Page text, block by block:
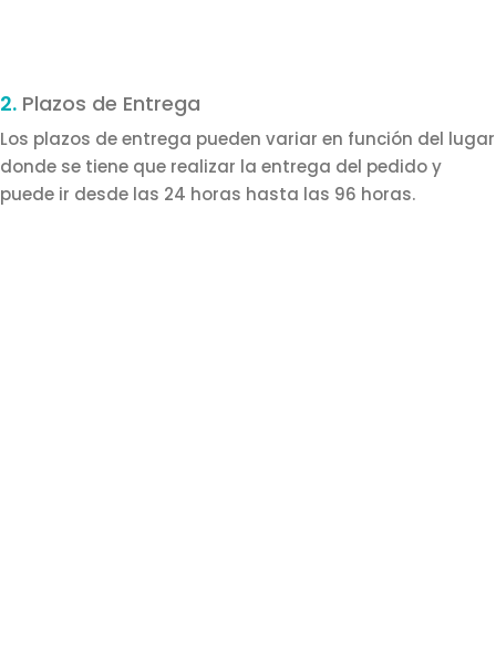
2. Plazos de Entrega
Los plazos de entrega pueden variar en función del lugar
donde se tiene que realizar la entrega del pedido y
puede ir desde las 24 horas hasta las 96 horas.